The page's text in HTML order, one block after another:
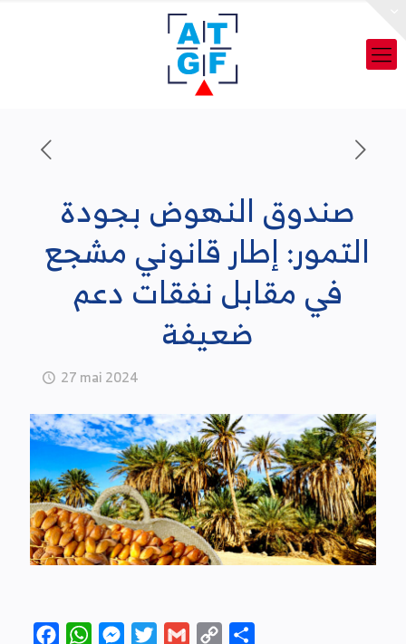
صندوق النهوض بجودة
التمور: إطار قانوني مشجع
في مقابل نفقات دعم
ضعيفة
27 mai 2024
FacebookWhatsAppMessengerTwitterGmail
Copy